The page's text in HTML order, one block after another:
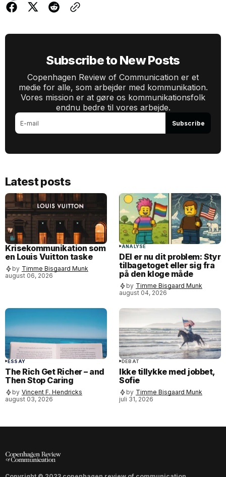
Subscribe to New Posts
Copenhagen Review of Communication er et
medie for alle, som arbejder med kommunikation.
Vores mission er at gøre os kommunikationsfolk
endnu bedre til vores arbejde.
Subscribe
Latest posts
Krisekommunikation som
en Louis Vuitton taske
by Timme Bisgaard Munk
august 06, 2026
ANALYSE
DEI er nu dit problem: Styr
tilbagetoget eller sig fra
på den kloge måde
by Timme Bisgaard Munk
august 04, 2026
ESSAY
The Rich Get Richer – and
Then Stop Caring
by Vincent F. Hendricks
august 03, 2026
DEBAT
Ikke tillykke med jobbet,
Sofie
by Timme Bisgaard Munk
juli 31, 2026